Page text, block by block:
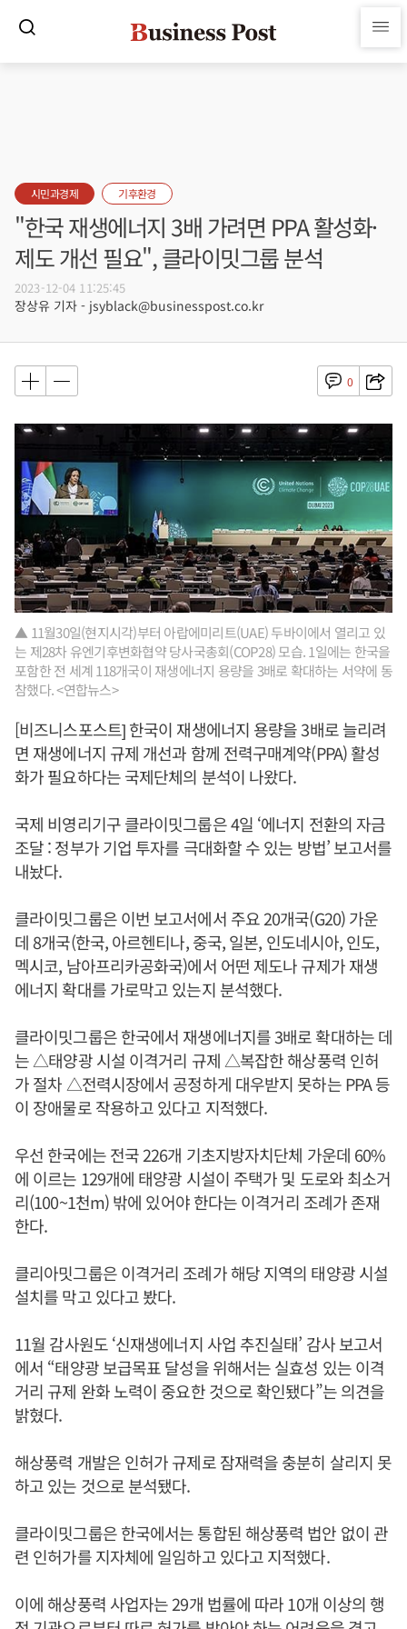
시민과경제 기후환경
"한국 재생에너지 3배 가려면 PPA 활성화·
제도 개선 필요", 클라이밋그룹 분석
2023-12-04 11:25:45
장상유 기자 - jsyblack@businesspost.co.kr
0
▲ 11월30일(현지시각)부터 아랍에미리트(UAE) 두바이에서 열리고 있
는 제28차 유엔기후변화협약 당사국총회(COP28) 모습. 1일에는 한국을
포함한 전 세계 118개국이 재생에너지 용량을 3배로 확대하는 서약에 동
참했다. <연합뉴스>
[비즈니스포스트] 한국이 재생에너지 용량을 3배로 늘리려
면 재생에너지 규제 개선과 함께 전력구매계약(PPA) 활성
화가 필요하다는 국제단체의 분석이 나왔다.
국제 비영리기구 클라이밋그룹은 4일 ‘에너지 전환의 자금
조달 : 정부가 기업 투자를 극대화할 수 있는 방법’ 보고서를
내놨다.
클라이밋그룹은 이번 보고서에서 주요 20개국(G20) 가운
데 8개국(한국, 아르헨티나, 중국, 일본, 인도네시아, 인도,
멕시코, 남아프리카공화국)에서 어떤 제도나 규제가 재생
에너지 확대를 가로막고 있는지 분석했다.
클라이밋그룹은 한국에서 재생에너지를 3배로 확대하는 데
는 △태양광 시설 이격거리 규제 △복잡한 해상풍력 인허
가 절차 △전력시장에서 공정하게 대우받지 못하는 PPA 등
이 장애물로 작용하고 있다고 지적했다.
우선 한국에는 전국 226개 기초지방자치단체 가운데 60%
에 이르는 129개에 태양광 시설이 주택가 및 도로와 최소거
리(100~1천m) 밖에 있어야 한다는 이격거리 조례가 존재
한다.
클리아밋그룹은 이격거리 조례가 해당 지역의 태양광 시설
설치를 막고 있다고 봤다.
11월 감사원도 ‘신재생에너지 사업 추진실태’ 감사 보고서
에서 “태양광 보급목표 달성을 위해서는 실효성 있는 이격
거리 규제 완화 노력이 중요한 것으로 확인됐다”는 의견을
밝혔다.
해상풍력 개발은 인허가 규제로 잠재력을 충분히 살리지 못
하고 있는 것으로 분석됐다.
클라이밋그룹은 한국에서는 통합된 해상풍력 법안 없이 관
련 인허가를 지자체에 일임하고 있다고 지적했다.
이에 해상풍력 사업자는 29개 법률에 따라 10개 이상의 행